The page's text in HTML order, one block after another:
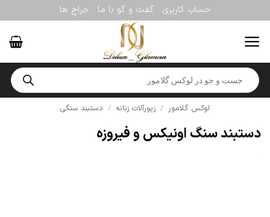
to
content
حساب کاربری گفت و گو با ما حراج ها
Products
search
لوکس گلامور / زیورآلات زنانه / دستبند سنگی
دستبند سنگ اونیکس و فیروزه